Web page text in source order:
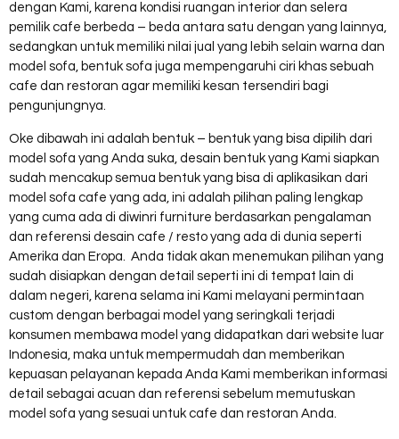
dengan Kami, karena kondisi ruangan interior dan selera
pemilik cafe berbeda – beda antara satu dengan yang lainnya,
sedangkan untuk memiliki nilai jual yang lebih selain warna dan
model sofa, bentuk sofa juga mempengaruhi ciri khas sebuah
cafe dan restoran agar memiliki kesan tersendiri bagi
pengunjungnya.
Oke dibawah ini adalah bentuk – bentuk yang bisa dipilih dari
model sofa yang Anda suka, desain bentuk yang Kami siapkan
sudah mencakup semua bentuk yang bisa di aplikasikan dari
model sofa cafe yang ada, ini adalah pilihan paling lengkap
yang cuma ada di diwinri furniture berdasarkan pengalaman
dan referensi desain cafe / resto yang ada di dunia seperti
Amerika dan Eropa. Anda tidak akan menemukan pilihan yang
sudah disiapkan dengan detail seperti ini di tempat lain di
dalam negeri, karena selama ini Kami melayani permintaan
custom dengan berbagai model yang seringkali terjadi
konsumen membawa model yang didapatkan dari website luar
Indonesia, maka untuk mempermudah dan memberikan
kepuasan pelayanan kepada Anda Kami memberikan informasi
detail sebagai acuan dan referensi sebelum memutuskan
model sofa yang sesuai untuk cafe dan restoran Anda.